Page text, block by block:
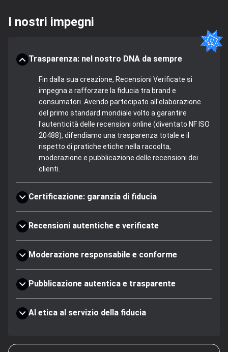
I nostri impegni
Trasparenza: nel nostro DNA da sempre
Fin dalla sua creazione, Recensioni Verificate si
impegna a rafforzare la fiducia tra brand e
consumatori. Avendo partecipato all'elaborazione
del primo standard mondiale volto a garantire
l'autenticità delle recensioni online (diventato NF ISO
20488), difendiamo una trasparenza totale e il
rispetto di pratiche etiche nella raccolta,
moderazione e pubblicazione delle recensioni dei
clienti.
Certificazione: garanzia di fiducia
Recensioni autentiche e verificate
Moderazione responsabile e conforme
Pubblicazione autentica e trasparente
AI etica al servizio della fiducia